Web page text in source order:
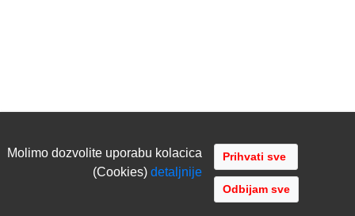
Molimo dozvolite uporabu kolacica
(Cookies)detaljnije
Odbijam sve